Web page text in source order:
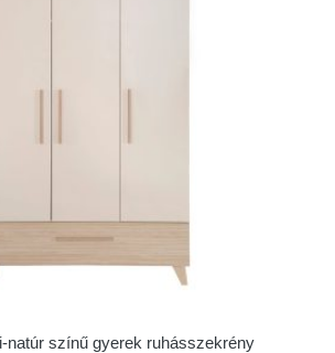
natúr színű gyerek ruhásszekrény